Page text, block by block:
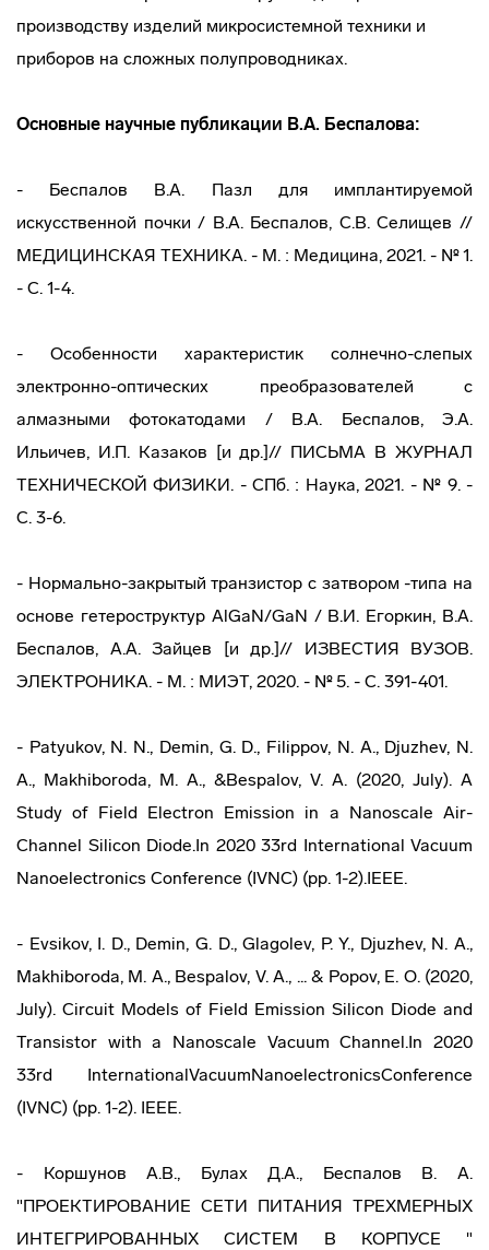
производству изделий микросистемной техники и
приборов на сложных полупроводниках.
Основные научные публикации В.А. Беспалова:
- Беспалов В.А. Пазл для имплантируемой
искусственной почки / В.А. Беспалов, С.В. Селищев //
МЕДИЦИНСКАЯ ТЕХНИКА. - М. : Медицина, 2021. - № 1.
- С. 1-4.
- Особенности характеристик солнечно-слепых
электронно-оптических преобразователей с
алмазными фотокатодами / В.А. Беспалов, Э.А.
Ильичев, И.П. Казаков [и др.]// ПИСЬМА В ЖУРНАЛ
ТЕХНИЧЕСКОЙ ФИЗИКИ. - СПб. : Наука, 2021. - № 9. -
С. 3-6.
- Нормально-закрытый транзистор с затвором -типа на
основе гетероструктур AlGaN/GaN / В.И. Егоркин, В.А.
Беспалов, А.А. Зайцев [и др.]// ИЗВЕСТИЯ ВУЗОВ.
ЭЛЕКТРОНИКА. - М. : МИЭТ, 2020. - № 5. - С. 391-401.
- Patyukov, N. N., Demin, G. D., Filippov, N. A., Djuzhev, N.
A., Makhiboroda, M. A., &Bespalov, V. A. (2020, July). A
Study of Field Electron Emission in a Nanoscale Air-
Channel Silicon Diode.In 2020 33rd International Vacuum
Nanoelectronics Conference (IVNC) (pp. 1-2).IEEE.
- Evsikov, I. D., Demin, G. D., Glagolev, P. Y., Djuzhev, N. A.,
Makhiboroda, M. A., Bespalov, V. A., ... & Popov, E. O. (2020,
July). Circuit Models of Field Emission Silicon Diode and
Transistor with a Nanoscale Vacuum Channel.In 2020
33rd InternationalVacuumNanoelectronicsConference
(IVNC) (pp. 1-2). IEEE.
- Коршунов А.В., Булах Д.А., Беспалов В. А.
"ПРОЕКТИРОВАНИЕ СЕТИ ПИТАНИЯ ТРЕХМЕРНЫХ
ИНТЕГРИРОВАННЫХ СИСТЕМ В КОРПУСЕ "